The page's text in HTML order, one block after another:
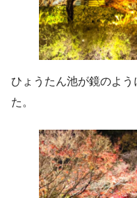
ひょうたん池が鏡のよ
た。